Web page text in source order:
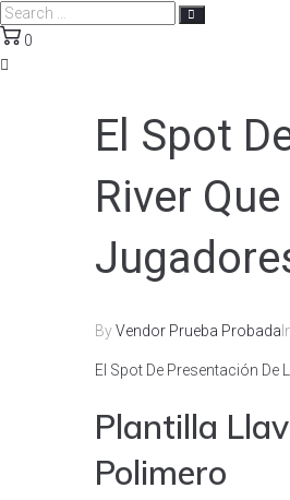
0
El Spot
River
ByVendor Prueba Probada
El Spot De Presentación De
Plantilla
Polimero